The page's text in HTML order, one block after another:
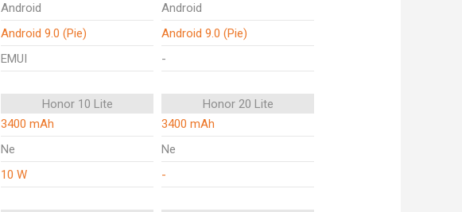
Android
Android
Android 9.0 (Pie)
Android 9.0 (Pie)
EMUI -
Honor 10 Lite
Honor 20 Lite
3400 mAh
3400 mAh
Ne
Ne
10 W -